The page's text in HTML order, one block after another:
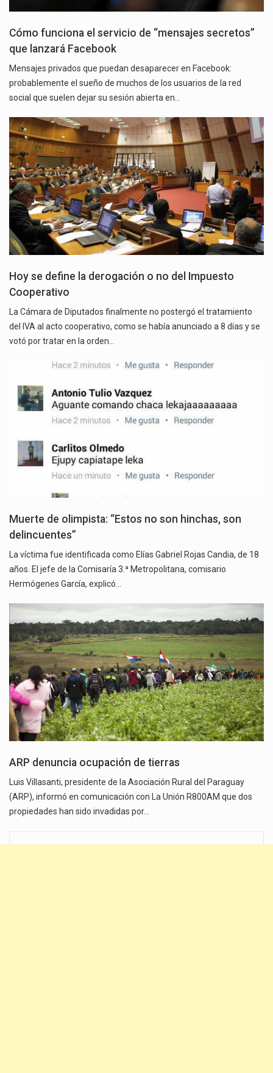
Cómo funciona el servicio de “mensajes secretos”
que lanzará Facebook
Mensajes privados que puedan desaparecer en Facebook:
probablemente el sueño de muchos de los usuarios de la red
social que suelen dejar su sesión abierta en…
Hoy se define la derogación o no del Impuesto
Cooperativo
La Cámara de Diputados finalmente no postergó el tratamiento
del IVA al acto cooperativo, como se había anunciado a 8 días y se
votó por tratar en la orden…
Muerte de olimpista: “Estos no son hinchas, son
delincuentes”
La víctima fue identificada como Elías Gabriel Rojas Candia, de 18
años. El jefe de la Comisaría 3.ª Metropolitana, comisario
Hermógenes García, explicó…
ARP denuncia ocupación de tierras
Luis Villasanti, presidente de la Asociación Rural del Paraguay
(ARP), informó en comunicación con La Unión R800AM que dos
propiedades han sido invadidas por…